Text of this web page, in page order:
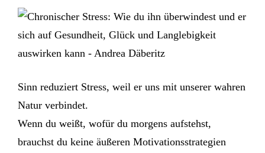
Sinn reduziert Stress, weil er uns mit unserer wahren
Natur verbindet.
Wenn du weißt, wofür du morgens aufstehst,
brauchst du keine äußeren Motivationsstrategien